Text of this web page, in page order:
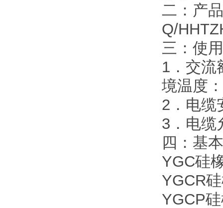
二：产
Q/
三：使
1．交流
境温度
2．电缆
3．电缆
四：基
YGC硅
YGCR
YGCP